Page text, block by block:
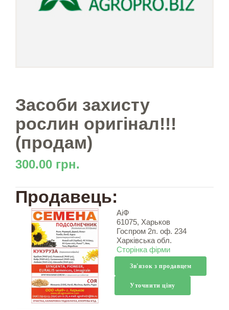
Засоби захисту
рослин оригінал!!!
(продам)
300.00 грн.
Продавець:
АіФ
61075, Харьков
Госпром 2п. оф. 234
Харківська обл.
Сторінка фірми
Зв'язок з продавцем
Уточнити ціну